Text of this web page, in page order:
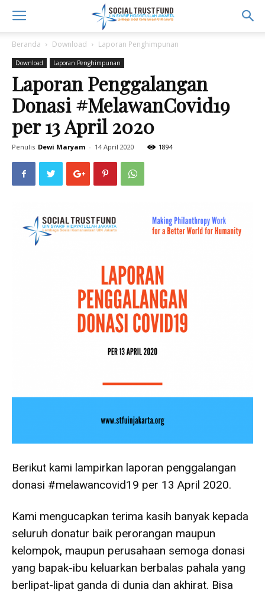
Beranda Download Laporan Penghimpunan
Download Laporan Penghimpunan
Laporan Penggalangan
Donasi #MelawanCovid19
per 13 April 2020
Penulis Dewi Maryam - 14 April 2020 1894
Berikut kami lampirkan laporan penggalangan
donasi #melawancovid19 per 13 April 2020.
Kami mengucapkan terima kasih banyak kepada
seluruh donatur baik perorangan maupun
kelompok, maupun perusahaan semoga donasi
yang bapak-ibu keluarkan berbalas pahala yang
berlipat-lipat ganda di dunia dan akhirat. Bisa